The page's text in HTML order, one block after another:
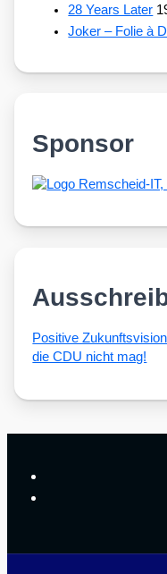
28 Years Later
Joker – Folie à
Sponsor
Posi­ti­ve
die CDU nicht mag!